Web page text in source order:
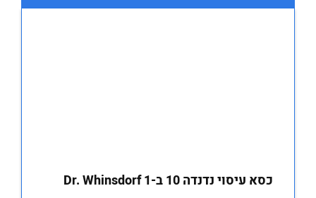
כסא עיסוי נדנדה 10 ב-1 Dr. Whinsdorf